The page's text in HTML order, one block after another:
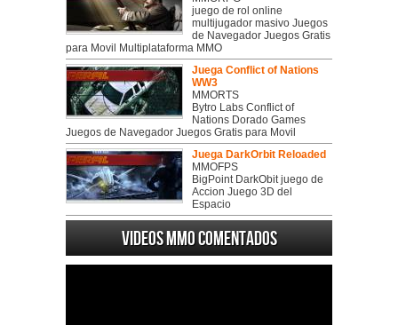
juego de rol online
multijugador masivo Juegos
de Navegador Juegos Gratis
para Movil Multiplataforma MMO
Juega Conflict of Nations
WW3
MMORTS
Bytro Labs Conflict of
Nations Dorado Games
Juegos de Navegador Juegos Gratis para Movil
Juega DarkOrbit Reloaded
MMOFPS
BigPoint DarkObit juego de
Accion Juego 3D del
Espacio
Videos MMO Comentados